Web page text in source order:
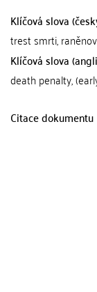
Klíčová slova
trest smrti,
Klíčová slova
death penalty,
Citace dokumentu